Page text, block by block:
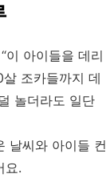
이 아이들을 데리
조카들까지 데
놀더라도 일단
날씨와 아이들 컨
요.